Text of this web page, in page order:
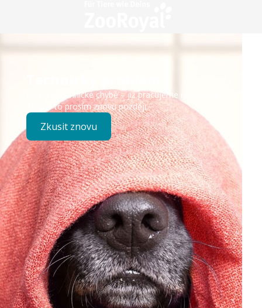
Došlo k technické chybě – již pracujeme na opravě.
Zkuste to prosím znovu později.
Zkusit znovu